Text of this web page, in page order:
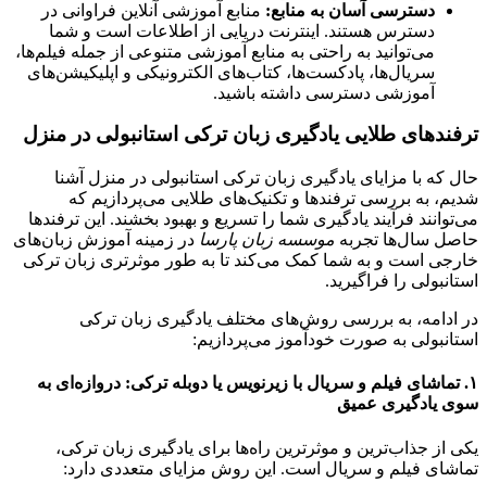
دسترسی آسان به منابع: منابع آموزشی آنلاین فراوانی در
دسترس هستند. اینترنت دریایی از اطلاعات است و شما
می‌توانید به راحتی به منابع آموزشی متنوعی از جمله فیلم‌ها،
سریال‌ها، پادکست‌ها، کتاب‌های الکترونیکی و اپلیکیشن‌های
آموزشی دسترسی داشته باشید.
ترفندهای طلایی یادگیری زبان ترکی استانبولی در منزل
حال که با مزایای یادگیری زبان ترکی استانبولی در منزل آشنا
شدیم، به بررسی ترفندها و تکنیک‌های طلایی می‌پردازیم که
می‌توانند فرآیند یادگیری شما را تسریع و بهبود بخشند. این ترفندها
حاصل سال‌ها تجربه موسسه زبان پارسا در زمینه آموزش زبان‌های
خارجی است و به شما کمک می‌کند تا به طور موثرتری زبان ترکی
استانبولی را فراگیرید.
در ادامه، به بررسی روش‌های مختلف یادگیری زبان ترکی
استانبولی به صورت خودآموز می‌پردازیم:
۱. تماشای فیلم و سریال با زیرنویس یا دوبله ترکی: دروازه‌ای به
سوی یادگیری عمیق
یکی از جذاب‌ترین و موثرترین راه‌ها برای یادگیری زبان ترکی،
تماشای فیلم و سریال است. این روش مزایای متعددی دارد: